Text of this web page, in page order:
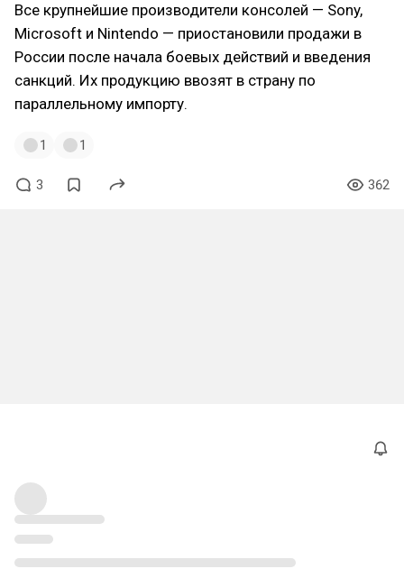
Все крупнейшие производители консолей — Sony,
Microsoft и Nintendo — приостановили продажи в
России после начала боевых действий и введения
санкций. Их продукцию ввозят в страну по
параллельному импорту.
1 1
3 362